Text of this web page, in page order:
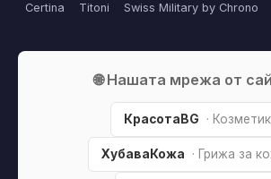
Certina
Titoni Swiss Military by Chrono
🌐 Нашата мрежа от
КрасотаBG ·
ХубаваКожа · Грижа за